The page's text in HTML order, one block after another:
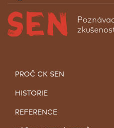
PROČ CK SEN
HISTORIE
REFERENCE